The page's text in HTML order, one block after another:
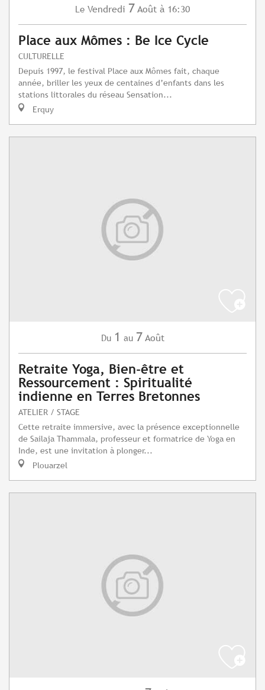
Le Vendredi 7 Août à 16:30
Place aux Mômes : Be Ice Cycle
CULTURELLE
Depuis 1997, le festival Place aux Mômes fait, chaque
année, briller les yeux de centaines d’enfants dans les
stations littorales du réseau Sensation...
Erquy
Du 1 au 7 Août
Retraite Yoga, Bien-être et
Ressourcement : Spiritualité
indienne en Terres Bretonnes
ATELIER / STAGE
Cette retraite immersive, avec la présence exceptionnelle
de Sailaja Thammala, professeur et formatrice de Yoga en
Inde, est une invitation à plonger...
Plouarzel